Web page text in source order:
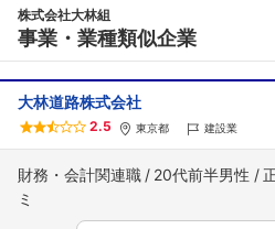
株式会社大林組
事業・業種類似企業
大林道路株式会社
2.5 東京都 建設業
財務・会計関連職 20代前半男性